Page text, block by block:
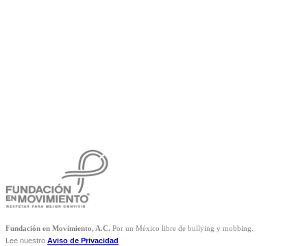
Fundación en Movimiento, A.C. Por un México libre de bullying y mobbing.
Lee nuestro Aviso de Privacidad